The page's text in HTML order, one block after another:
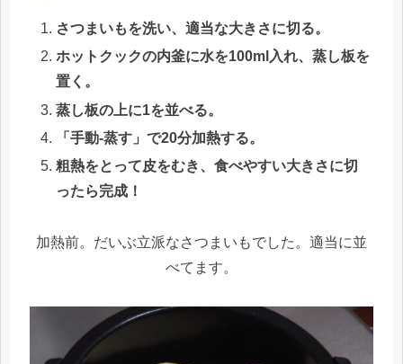
さつまいもを洗い、適当な大きさに切る。
ホットクックの内釜に水を100ml入れ、蒸し板を
置く。
蒸し板の上に1を並べる。
「手動-蒸す」で20分加熱する。
粗熱をとって皮をむき、食べやすい大きさに切
ったら完成！
加熱前。だいぶ立派なさつまいもでした。適当に並
べてます。